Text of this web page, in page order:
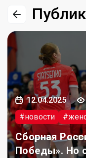
12.04.2025
#новости
Сборная
Победы». Но